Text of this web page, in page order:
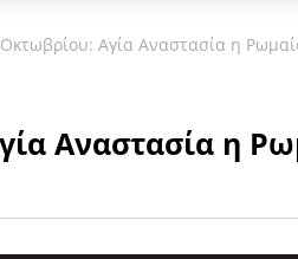
Αγία Αναστασία η
Αναστασία η